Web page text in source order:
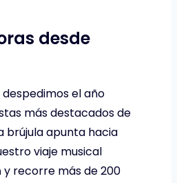
desde
despedimos el año
más destacados de
brújula apunta hacia
viaje musical
y recorre más de 200